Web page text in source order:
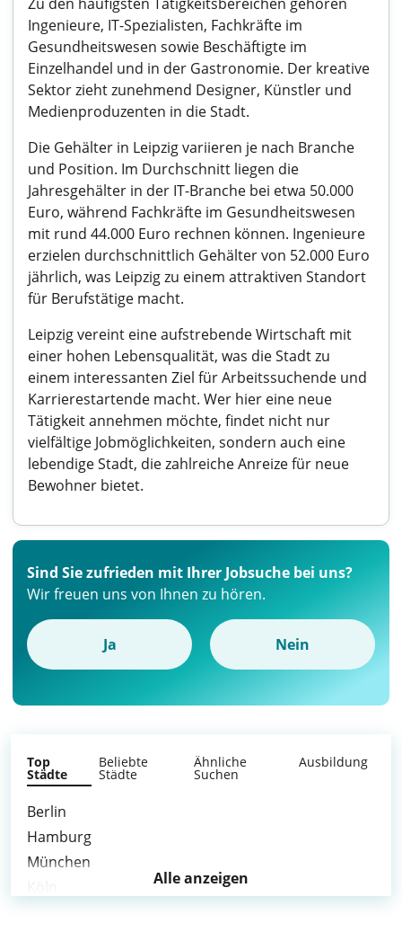
Ingenieure, IT-Spezialisten, Fachkräfte im
Gesundheitswesen sowie Beschäftigte im
Einzelhandel und in der Gastronomie. Der kreative
Sektor zieht zunehmend Designer, Künstler und
Medienproduzenten in die Stadt.
Die Gehälter in Leipzig variieren je nach Branche
und Position. Im Durchschnitt liegen die
Jahresgehälter in der IT-Branche bei etwa 50.000
Euro, während Fachkräfte im Gesundheitswesen
mit rund 44.000 Euro rechnen können. Ingenieure
erzielen durchschnittlich Gehälter von 52.000 Euro
jährlich, was Leipzig zu einem attraktiven Standort
für Berufstätige macht.
Leipzig vereint eine aufstrebende Wirtschaft mit
einer hohen Lebensqualität, was die Stadt zu
einem interessanten Ziel für Arbeitssuchende und
Karrierestartende macht. Wer hier eine neue
Tätigkeit annehmen möchte, findet nicht nur
vielfältige Jobmöglichkeiten, sondern auch eine
lebendige Stadt, die zahlreiche Anreize für neue
Bewohner bietet.
Sind Sie zufrieden mit Ihrer Jobsuche bei uns?
Wir freuen uns von Ihnen zu hören.
Ja Nein
Top
Städte
Beliebte
Städte
Ähnliche
Suchen
Ausbildung
Berlin
Hamburg
München
Alle anzeigen